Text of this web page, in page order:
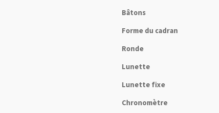
Bâtons
Forme du cadran
Ronde
Lunette
Lunette fixe
Chronomètre